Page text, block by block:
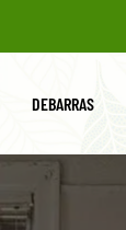
DEBARRAS